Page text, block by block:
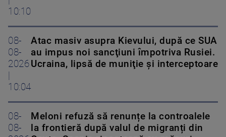
10:10
08-
08-
2026
10:04
Atac masiv asupra Kievului, după ce SUA
au impus noi sancţiuni împotriva Rusiei.
Ucraina, lipsă de muniţie şi interceptoare
08-
08-
Meloni refuză să renunțe la controalele
la frontieră după valul de migranți din